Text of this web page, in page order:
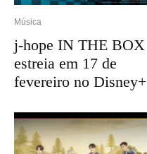
Música
j-hope IN THE BOX
estreia em 17 de
fevereiro no Disney+